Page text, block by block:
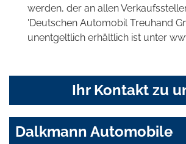
werden, der an allen
'Deutschen Automobil Treuhand
unentgeltlich erhältlich ist unter
Ihr Kontakt zu
Dalkmann Automobile